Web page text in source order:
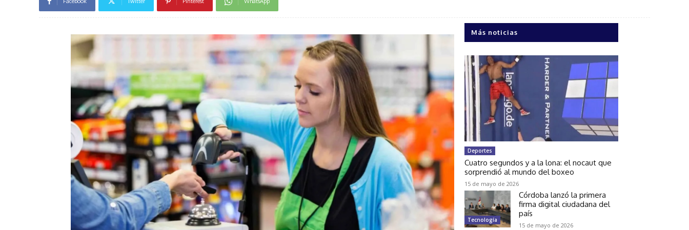
Más noticias
Deportes
Cuatro segundos y a la lona: el nocaut que
sorprendió al mundo del boxeo
15 de mayo de 2026
Tecnología
Córdoba lanzó la primera
firma digital ciudadana del
país
15 de mayo de 2026